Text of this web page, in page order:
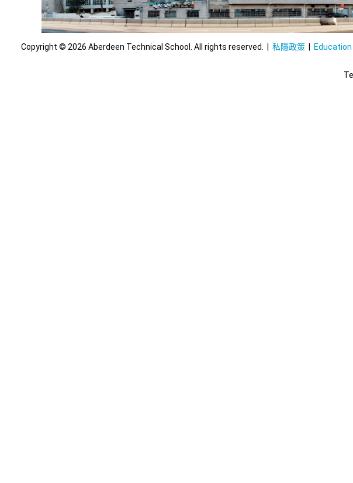
Copyright © 2026 Aberdeen Technical School. All rights reserved. | 私隱政策 | Education